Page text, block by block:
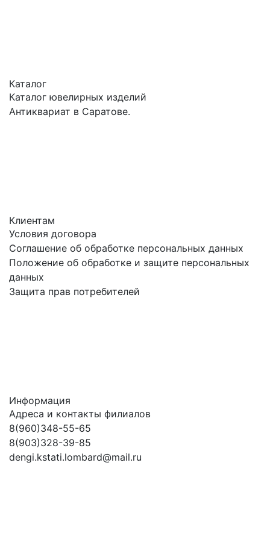
Каталог
Каталог ювелирных изделий
Антиквариат в Саратове.
Клиентам
Условия договора
Соглашение об обработке персональных данных
Положение об обработке и защите персональных
данных
Защита прав потребителей
Информация
Адреса и контакты филиалов
8(960)348-55-65
8(903)328-39-85
dengi.kstati.lombard@mail.ru